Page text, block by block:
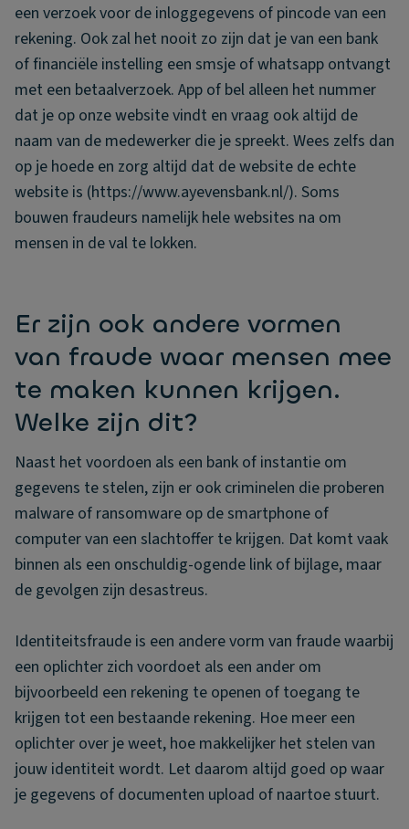
een verzoek voor de inloggegevens of pincode van een
rekening. Ook zal het nooit zo zijn dat je van een bank
of financiële instelling een smsje of whatsapp ontvangt
met een betaalverzoek. App of bel alleen het nummer
dat je op onze website vindt en vraag ook altijd de
naam van de medewerker die je spreekt. Wees zelfs dan
op je hoede en zorg altijd dat de website de echte
website is (https://www.ayevensbank.nl/). Soms
bouwen fraudeurs namelijk hele websites na om
mensen in de val te lokken.
Er zijn ook andere vormen
van fraude waar mensen mee
te maken kunnen krijgen.
Welke zijn dit?
Naast het voordoen als een bank of instantie om
gegevens te stelen, zijn er ook criminelen die proberen
malware of ransomware op de smartphone of
computer van een slachtoffer te krijgen. Dat komt vaak
binnen als een onschuldig-ogende link of bijlage, maar
de gevolgen zijn desastreus.
Identiteitsfraude is een andere vorm van fraude waarbij
een oplichter zich voordoet als een ander om
bijvoorbeeld een rekening te openen of toegang te
krijgen tot een bestaande rekening. Hoe meer een
oplichter over je weet, hoe makkelijker het stelen van
jouw identiteit wordt. Let daarom altijd goed op waar
je gegevens of documenten upload of naartoe stuurt.